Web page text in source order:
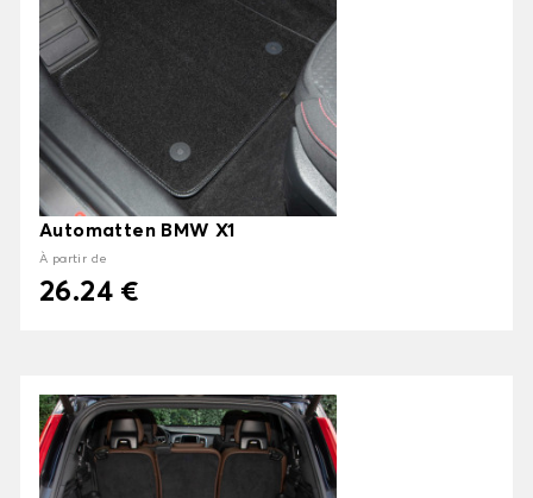
Automatten BMW X1
À partir de
26.24 €